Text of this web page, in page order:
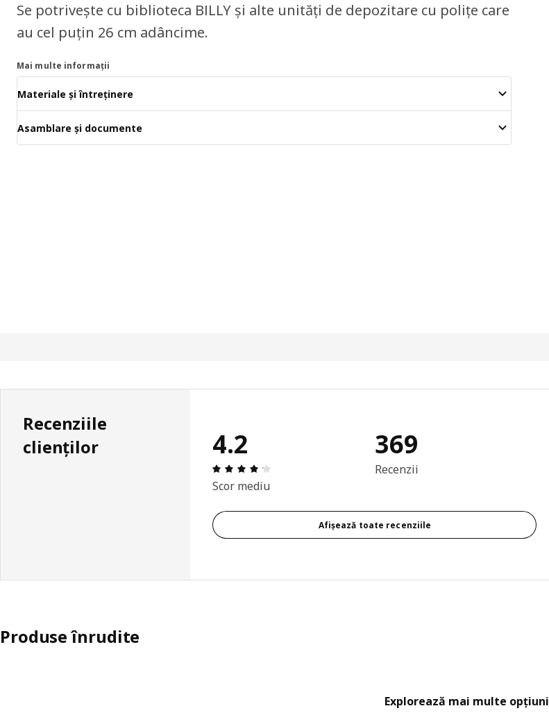
Se potrivește cu biblioteca BILLY și alte unități de depozitare cu polițe care
au cel puțin 26 cm adâncime.
Mai multe informații
Materiale și întreținere
Asamblare și documente
Recenziile
clienților
4.2
Prezentare generală: 4.2 din 5 stele Total recenzii: 369
Scor mediu
369
Recenzii
Afișează toate recenziile
Produse înrudite
Explorează mai multe opțiuni